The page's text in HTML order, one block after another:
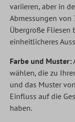
variieren, aber in
Abmessungen von
Übergroße Fliesen
einheitlicheres
Farbe und Muster:
wählen, die zu
und das Muster
Einfluss auf die
haben.